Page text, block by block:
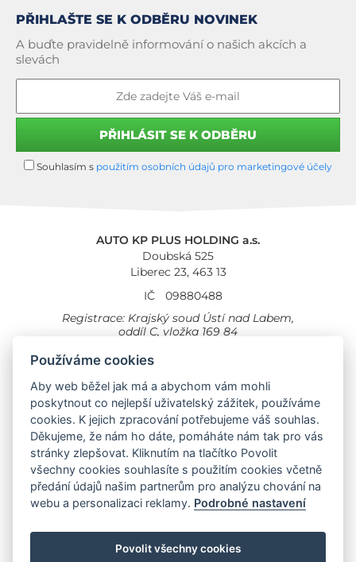
PŘIHLAŠTE SE K ODBĚRU NOVINEK
A buďte pravidelně informování o našich akcích a
slevách
Souhlasím s použitím osobních údajů pro marketingové účely
AUTO KP PLUS HOLDING a.s.
Doubská 525
Liberec 23, 463 13
IČ
09880488
Registrace: Krajský soud Ústí nad Labem,
oddíl C, vložka 169 84
Cookies Všeobecné obchodní podmínky
Provozovna Toyota
Londýnská 558
Liberec, 460 01
Provozovna Toyota Professional
Doubská 660,
Liberec 463 12
Auto KP Plus:
Používáme cookies
Aby web běžel jak má a abychom vám mohli
poskytnout co nejlepší uživatelský zážitek, používáme
cookies. K jejich zpracování potřebujeme váš souhlas.
Děkujeme, že nám ho dáte, pomáháte nám tak pro vás
stránky zlepšovat. Kliknutím na tlačítko Povolit
všechny cookies souhlasíte s použitím cookies včetně
předání údajů našim partnerům pro analýzu chování na
webu a personalizaci reklamy. Podrobné nastavení
Povolit všechny cookies